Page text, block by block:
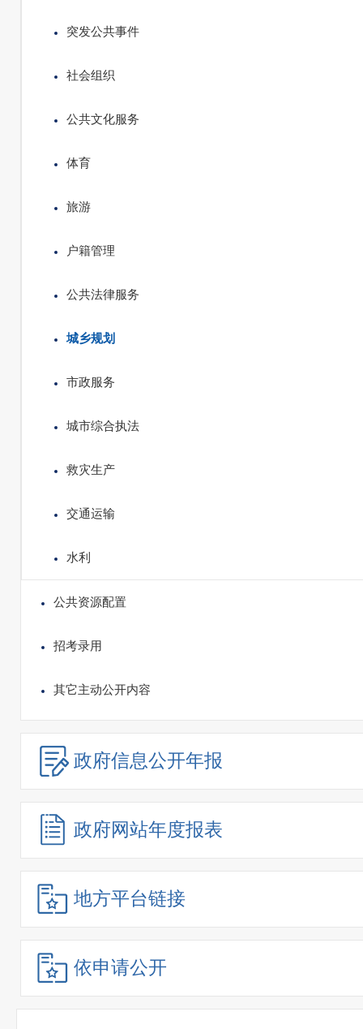
突发公共事件
社会组织
公共文化服务
体育
旅游
户籍管理
公共法律服务
城乡规划
市政服务
城市综合执法
救灾生产
交通运输
水利
公共资源配置
招考录用
其它主动公开内容
政府信息公开年报
政府网站年度报表
地方平台链接
依申请公开